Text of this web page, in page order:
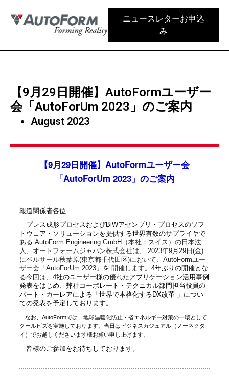
ニュースレターお申込
み
【9月29日開催】AutoFormユーザー
会「AutoForUm 2023」のご案内
August 2023
【9月29日開催】AutoFormユーザー会
「AutoForUm 2023」のご案内
報道関係者各位
プレス成形プロセスおよびBiWアセンブリ・プロセスのソフ
トウェア・ソリューションを提供する世界有数のサプライヤで
ある AutoForm Engineering GmbH（本社：スイス）の日本法
人、オートフォームジャパン株式会社は、 2023年9月29日(金)
にベルサール秋葉原(東京都千代田区)において、AutoFormユー
ザー会「AutoForUm 2023」を 開催します。 4年ぶりの開催とな
る今回は、4社のユーザー様の優れたアプリケーション活用事例
発表をはじめ、弊社コーポレート・テクニカル部門担当役員の
バート・カーレアによる「世界で本格化するDX改革 」につい
ての発表を予定しております。
なお、AutoFormでは、地球温暖化防止・省エネルギー対策の一環として
クールビズを実施しております。当日はビジネスカジュアル（ノーネクタ
イ）でお越しくださいます様お願い申し上げます。
皆様のご参加をお待ちしております。